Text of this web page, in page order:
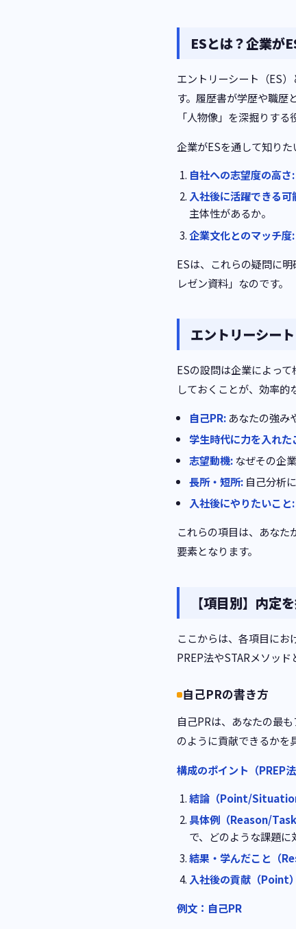
ESとは？企業が
エントリーシート（ES
す。履歴書が学歴や職歴
「人物像」を深掘りする
企業がESを通して知り
自社への志望度の高さ:
入社後に活躍できる可
主体性があるか。
企業文化とのマッチ度:
ESは、これらの疑問に
レゼン資料」なのです。
エントリーシー
ESの設問は企業によっ
しておくことが、効率的
自己PR:あなたの強み
学生時代に力を入れ
志望動機:なぜその企
長所・短所: 自己分析
入社後にやりたいこと:
これらの項目は、あなた
要素となります。
【項目別】内定
ここからは、各項目にお
PREP法やSTARメソッ
自己PRの書き方
自己PRは、あなたの最
のように貢献できるかを
構成のポイント（PREP
結論（Point/
具体例（Reason/
で、どのような課題に
結果・学んだこと（
入社後の貢献（Point
例文：自己PR